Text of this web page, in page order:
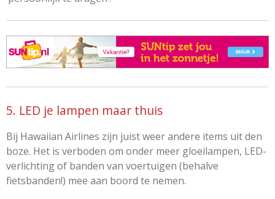
5. LED je lampen maar thuis
Bij Hawaiian Airlines zijn juist weer andere items uit den
boze. Het is verboden om onder meer gloeilampen, LED-
verlichting of banden van voertuigen (behalve
fietsbanden!) mee aan boord te nemen.